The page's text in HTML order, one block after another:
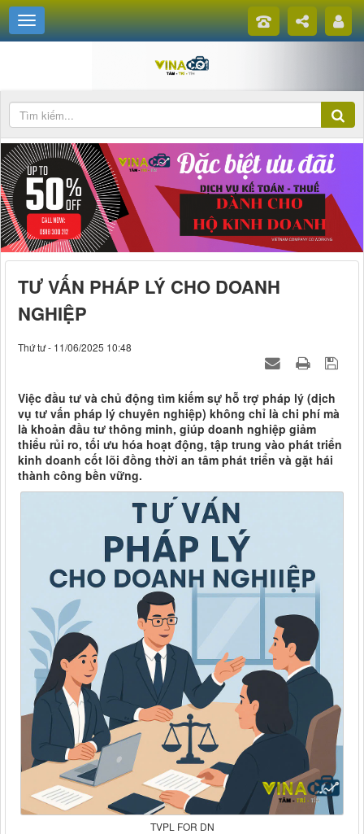
TƯ VẤN PHÁP LÝ CHO DOANH
NGHIỆP
Thứ tư - 11/06/2025 10:48
Việc đầu tư và chủ động tìm kiếm sự hỗ trợ pháp lý (dịch
vụ tư vấn pháp lý chuyên nghiệp) không chỉ là chi phí mà
là khoản đầu tư thông minh, giúp doanh nghiệp giảm
thiểu rủi ro, tối ưu hóa hoạt động, tập trung vào phát triển
kinh doanh cốt lõi đồng thời an tâm phát triển và gặt hái
thành công bền vững.
TVPL FOR DN